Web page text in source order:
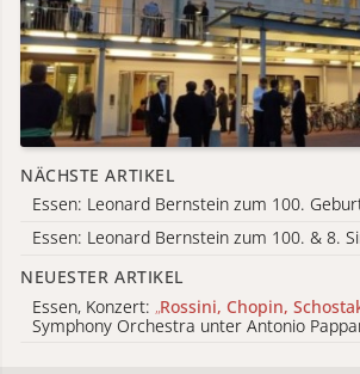
NÄCHSTE ARTIKEL
Essen: Leonard Bernstein zum 100.
Essen: Leonard Bernstein zum 100. & 8.
NEUESTER ARTIKEL
Essen, Konzert: „Rossini, Chopin,
Symphony Orchestra unter Antonio